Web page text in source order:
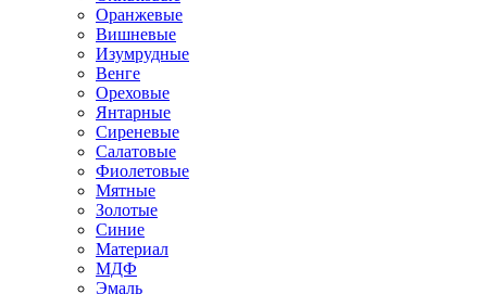
Оранжевые
Вишневые
Изумрудные
Венге
Ореховые
Янтарные
Сиреневые
Салатовые
Фиолетовые
Мятные
Золотые
Синие
Материал
МДФ
Эмаль